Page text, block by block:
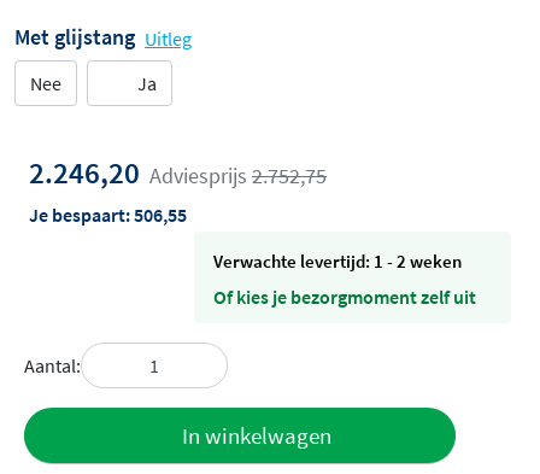
Met glijstang Uitleg
Nee
Ja
2.246,20 Adviesprijs 2.752,75
Je bespaart:506,55
Verwachte levertijd: 1 - 2 weken
Of kies je bezorgmoment zelf uit
Aantal:
In winkelwagen